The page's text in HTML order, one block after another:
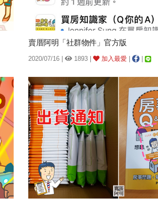
賣厝阿明「社群物件」官方版
2020/07/16 | 1893 | 加入最愛